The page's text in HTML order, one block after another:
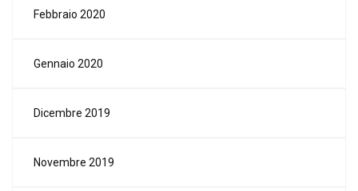
Febbraio 2020
Gennaio 2020
Dicembre 2019
Novembre 2019